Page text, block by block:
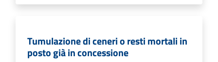
Tumulazione di ceneri o resti mortali in
posto già in concessione